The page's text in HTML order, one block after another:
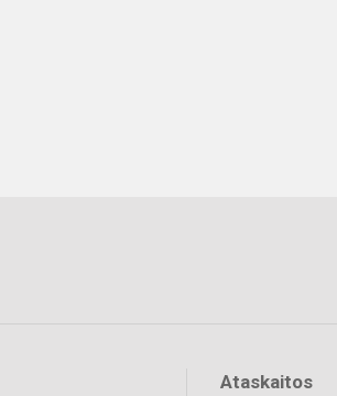
Ataskaitos